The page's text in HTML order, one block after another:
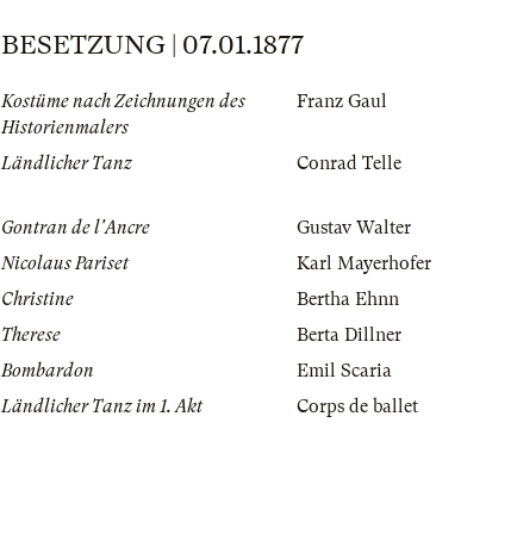
BESETZUNG | 07.01.1877
Kostüme nach Zeichnungen des
Historienmalers
Franz Gaul
Ländlicher Tanz Conrad Telle
Gontran de l'Ancre
Gustav Walter
Nicolaus Pariset
Karl Mayerhofer
Christine
Bertha Ehnn
Therese
Berta Dillner
Bombardon
Emil Scaria
Ländlicher Tanz im 1. Akt
Corps de ballet